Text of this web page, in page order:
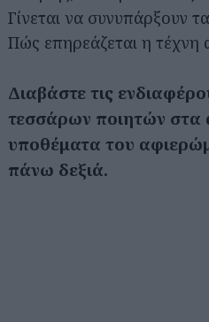
Γίνεται να συνυπάρξουν
Πώς επηρεάζεται η τέχνη
Διαβάστε τις
τεσσάρων ποιητών στα
υποθέματα του
πάνω δεξιά.